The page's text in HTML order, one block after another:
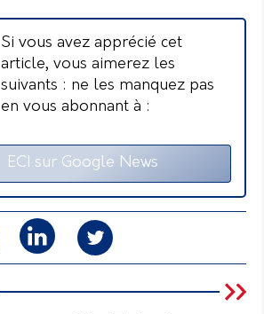
Si vous avez apprécié cet
article, vous aimerez les
suivants : ne les manquez pas
en vous abonnant à :
ECI sur Google News